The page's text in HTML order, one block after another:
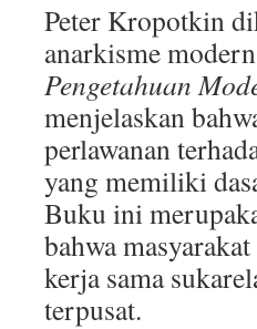
Peter Kropotkin
anarkisme
Pengetahuan
menjelaskan
perlawanan
yang memiliki
Buku ini
bahwa
kerja sama
terpusat.